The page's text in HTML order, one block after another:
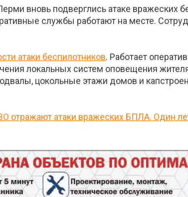
вновь подверглись атаке вражеских
службы работают на месте.
атаки беспилотников. Работает
локальных систем оповещения
цокольные этажи домов и
отражают атаки вражеских БПЛА. Один